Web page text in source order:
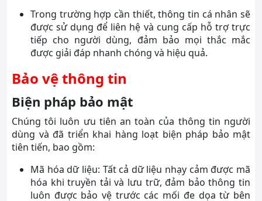
Trong trường hợp cần thiết, thông tin cá nhân sẽ
được sử dụng để liên hệ và cung cấp hỗ trợ trực
tiếp cho người dùng, đảm bảo mọi thắc mắc
được giải đáp nhanh chóng và hiệu quả.
Bảo vệ thông tin
Biện pháp bảo mật
Chúng tôi luôn ưu tiên an toàn của thông tin người
dùng và đã triển khai hàng loạt biện pháp bảo mật
tiên tiến, bao gồm:
Mã hóa dữ liệu: Tất cả dữ liệu nhạy cảm được mã
hóa khi truyền tải và lưu trữ, đảm bảo thông tin
luôn được bảo vệ trước các mối đe dọa từ bên